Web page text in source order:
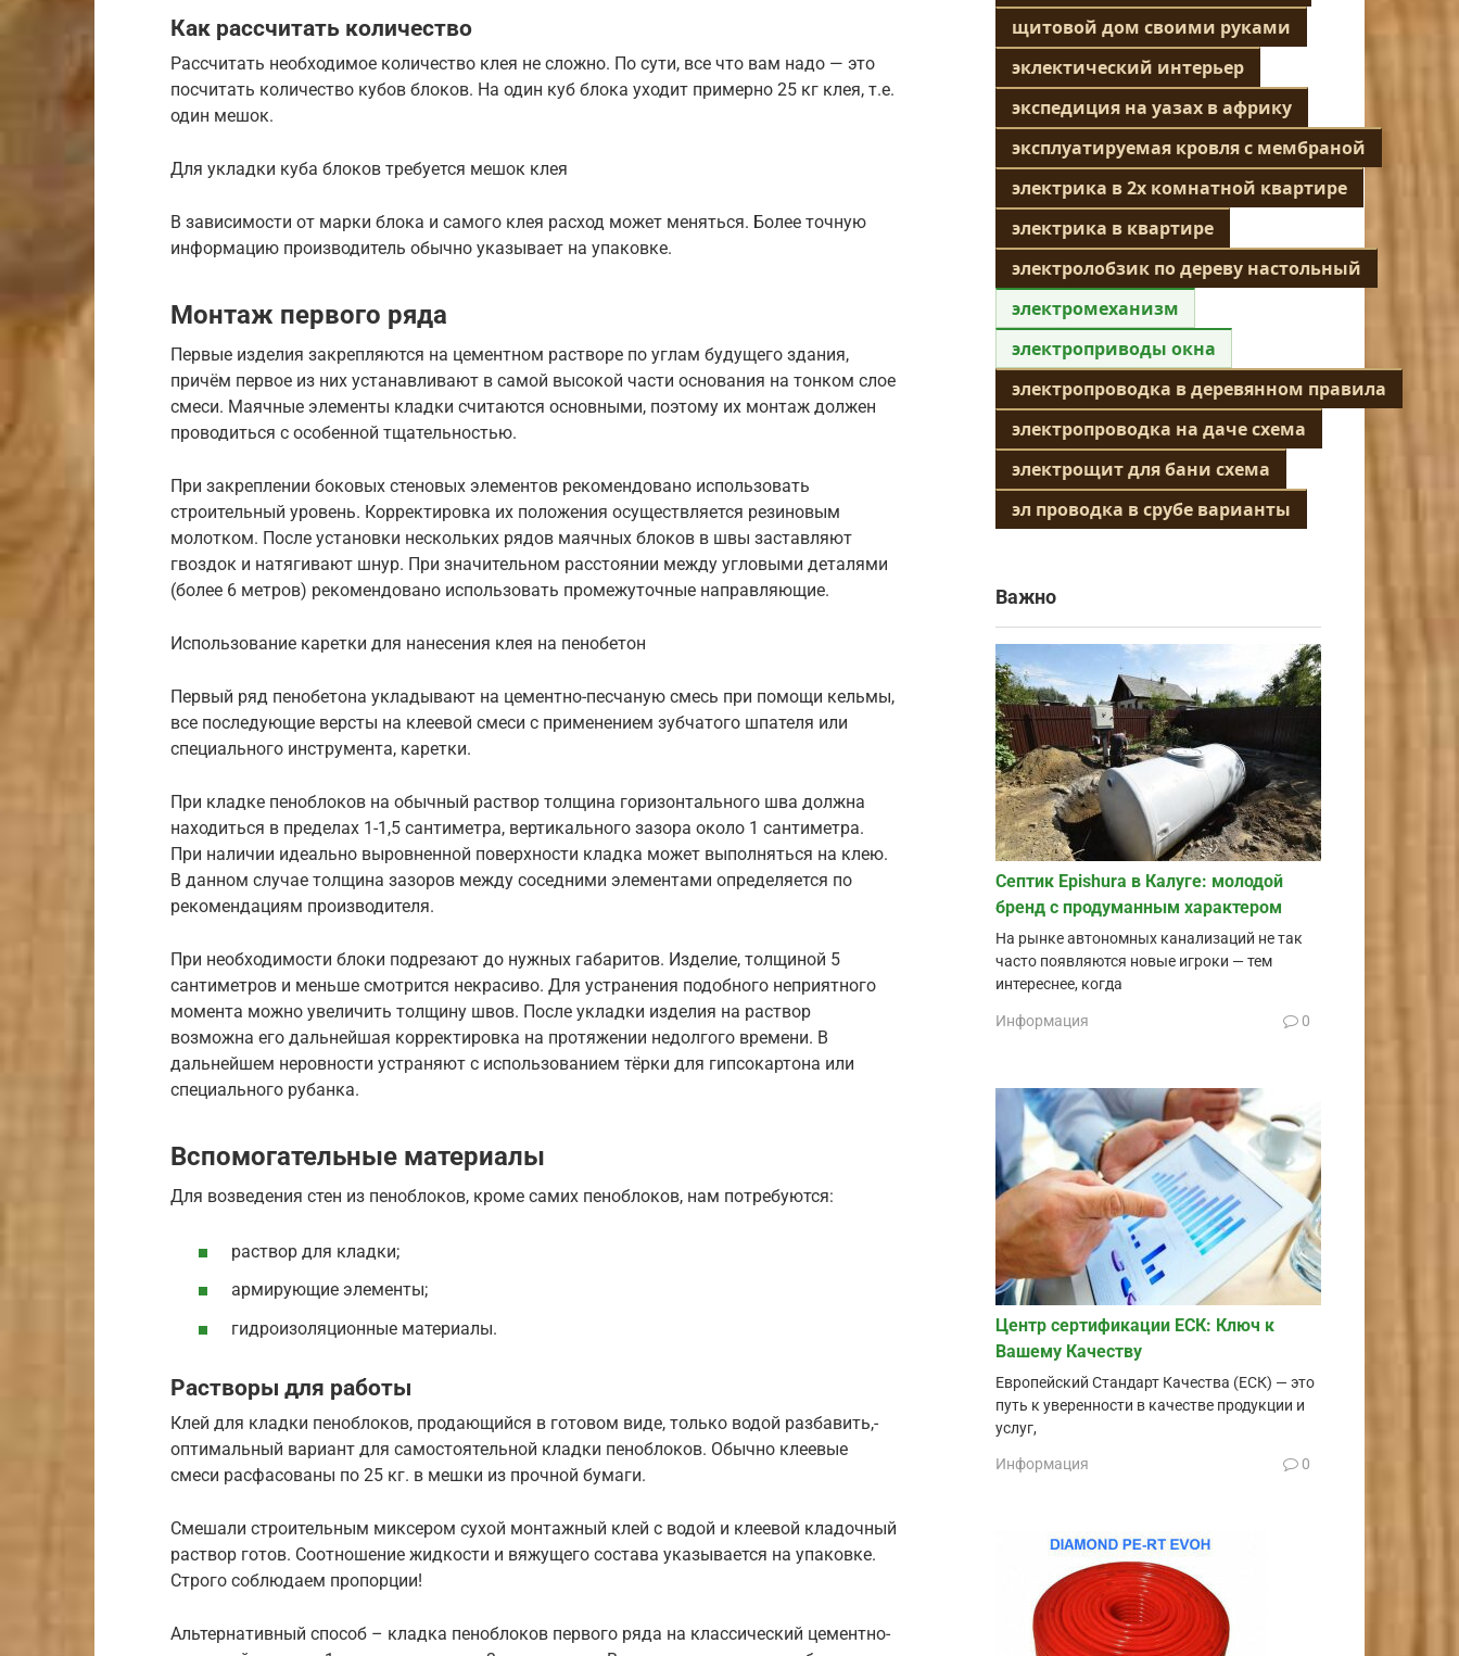
Как рассчитать количество
Рассчитать необходимое количество клея не сложно. По сути, все что вам надо — это
посчитать количество кубов блоков. На один куб блока уходит примерно 25 кг клея, т.е.
один мешок.
Для укладки куба блоков требуется мешок клея
В зависимости от марки блока и самого клея расход может меняться. Более точную
информацию производитель обычно указывает на упаковке.
Монтаж первого ряда
Первые изделия закрепляются на цементном растворе по углам будущего здания,
причём первое из них устанавливают в самой высокой части основания на тонком слое
смеси. Маячные элементы кладки считаются основными, поэтому их монтаж должен
проводиться с особенной тщательностью.
При закреплении боковых стеновых элементов рекомендовано использовать
строительный уровень. Корректировка их положения осуществляется резиновым
молотком. После установки нескольких рядов маячных блоков в швы заставляют
гвоздок и натягивают шнур. При значительном расстоянии между угловыми деталями
(более 6 метров) рекомендовано использовать промежуточные направляющие.
Использование каретки для нанесения клея на пенобетон
Первый ряд пенобетона укладывают на цементно-песчаную смесь при помощи кельмы,
все последующие версты на клеевой смеси с применением зубчатого шпателя или
специального инструмента, каретки.
При кладке пеноблоков на обычный раствор толщина горизонтального шва должна
находиться в пределах 1-1,5 сантиметра, вертикального зазора около 1 сантиметра.
При наличии идеально выровненной поверхности кладка может выполняться на клею.
В данном случае толщина зазоров между соседними элементами определяется по
рекомендациям производителя.
При необходимости блоки подрезают до нужных габаритов. Изделие, толщиной 5
сантиметров и меньше смотрится некрасиво. Для устранения подобного неприятного
момента можно увеличить толщину швов. После укладки изделия на раствор
возможна его дальнейшая корректировка на протяжении недолгого времени. В
дальнейшем неровности устраняют с использованием тёрки для гипсокартона или
специального рубанка.
Вспомогательные материалы
Для возведения стен из пеноблоков, кроме самих пеноблоков, нам потребуются:
раствор для кладки;
армирующие элементы;
гидроизоляционные материалы.
Растворы для работы
Клей для кладки пеноблоков, продающийся в готовом виде, только водой разбавить,-
оптимальный вариант для самостоятельной кладки пеноблоков. Обычно клеевые
смеси расфасованы по 25 кг. в мешки из прочной бумаги.
Смешали строительным миксером сухой монтажный клей с водой и клеевой кладочный
раствор готов. Соотношение жидкости и вяжущего состава указывается на упаковке.
Строго соблюдаем пропорции!
Альтернативный способ – кладка пеноблоков первого ряда на классический цементно-
щитовой дом своими руками
эклектический интерьер
экспедиция на уазах в африку
эксплуатируемая кровля с мембраной
электрика в 2х комнатной квартире
электрика в квартире
электролобзик по дереву настольный
электромеханизм
электроприводы окна
электропроводка в деревянном правила
электропроводка на даче схема
электрощит для бани схема
эл проводка в срубе варианты
Важно
Септик Epishura в Калуге: молодой
бренд с продуманным характером
На рынке автономных канализаций не так
часто появляются новые игроки — тем
интереснее, когда
Информация 0
Центр сертификации ЕСК: Ключ к
Вашему Качеству
Европейский Стандарт Качества (ЕСК) — это
путь к уверенности в качестве продукции и
услуг,
Информация 0